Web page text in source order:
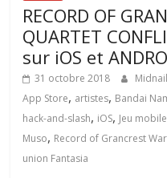
RECORD OF
QUARTET
sur iOS et
31 octobre 2018
App Store, artistes, Bandai
hack-and-slash, iOS, Jeu mobile
Muso, Record of Grancrest
union Fantasia